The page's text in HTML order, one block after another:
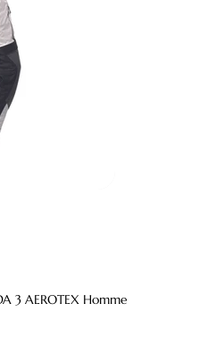
3 AEROTEX Homme